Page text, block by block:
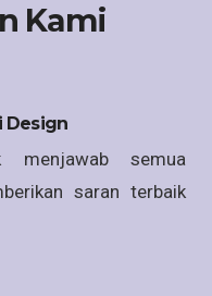
Kami
Design
menjawab semua
saran terbaik